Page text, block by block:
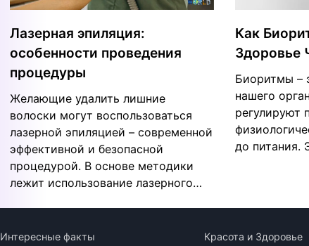
Лазерная эпиляция:
особенности проведения
процедуры
Желающие удалить лишние
волоски могут воспользоваться
лазерной эпиляцией – современной
эффективной и безопасной
процедурой. В основе методики
лежит использование лазерного…
Как
Здоровье
Биоритмы –
нашего
регулируют
до питания.
Интересные факты Красота и Здоровье